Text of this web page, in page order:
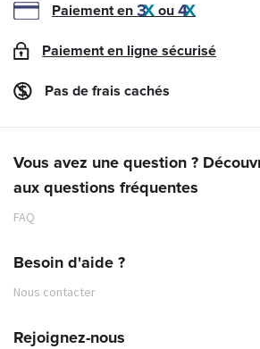
Paiement en ou
Paiement en ligne sécurisé
Pas de frais cachés
Vous avez une question ?
aux questions fréquentes
FAQ
Besoin d'aide ?
Nous contacter
Rejoignez-nous